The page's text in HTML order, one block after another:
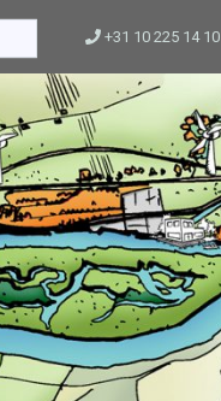
+31 10 225 14 10